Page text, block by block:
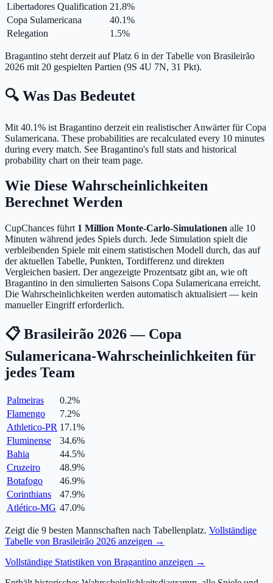
Libertadores Qualification 21.8%
Copa Sulamericana
40.1%
Relegation
1.5%
Bragantino steht derzeit auf Platz 6 in der Tabelle von Brasileirão
2026 mit 20 gespielten Partien (9S 4U 7N, 31 Pkt).
🔍 Was Das Bedeutet
Mit 40.1% ist Bragantino derzeit ein realistischer Anwärter für Copa
Sulamericana. These probabilities are recalculated every 10 minutes
during every match. See Bragantino's full stats and historical
probability chart on their team page.
Wie Diese Wahrscheinlichkeiten
Berechnet Werden
CupChances führt 1 Million Monte-Carlo-Simulationen alle 10
Minuten während jedes Spiels durch. Jede Simulation spielt die
verbleibenden Spiele mit einem statistischen Modell durch, das auf
der aktuellen Tabelle, Punkten, Tordifferenz und direkten
Vergleichen basiert. Der angezeigte Prozentsatz gibt an, wie oft
Bragantino in den simulierten Saisons Copa Sulamericana erreicht.
Die Wahrscheinlichkeiten werden automatisch aktualisiert — kein
manueller Eingriff erforderlich.
📋 Brasileirão 2026 — Copa
Sulamericana-Wahrscheinlichkeiten für
jedes Team
Palmeiras 0.2%
Flamengo
7.2%
Athletico-PR 17.1%
Fluminense
34.6%
Bahia
44.5%
Cruzeiro
48.9%
Botafogo
46.9%
Corinthians
47.9%
Atlético-MG 47.0%
Zeigt die 9 besten Mannschaften nach Tabellenplatz. Vollständige
Tabelle von Brasileirão 2026 anzeigen →
Vollständige Statistiken von Bragantino anzeigen →